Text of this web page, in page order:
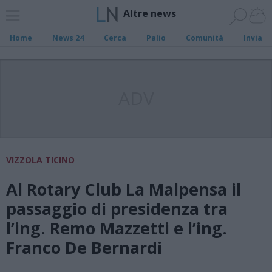
Altre news
Home News 24 Cerca Palio Comunità Invia
VIZZOLA TICINO
Al Rotary Club La Malpensa il
passaggio di presidenza tra
l’ing. Remo Mazzetti e l’ing.
Franco De Bernardi